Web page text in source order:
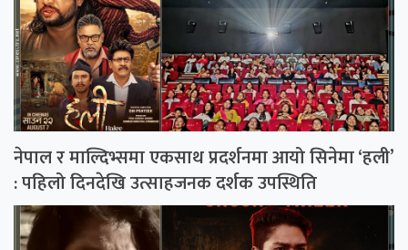
नेपाल र माल्दिभ्समा एकसाथ प्रदर्शनमा आयो सिनेमा ‘हली’
: पहिलो दिनदेखि उत्साहजनक दर्शक उपस्थिति